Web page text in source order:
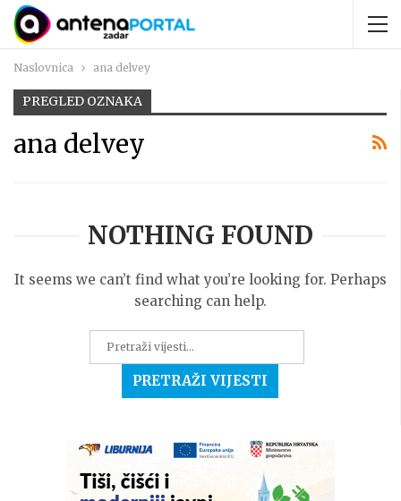
Naslovnica ana delvey
PREGLED OZNAKA
ana delvey
NOTHING FOUND
It seems we can’t find what you’re looking for. Perhaps
searching can help.